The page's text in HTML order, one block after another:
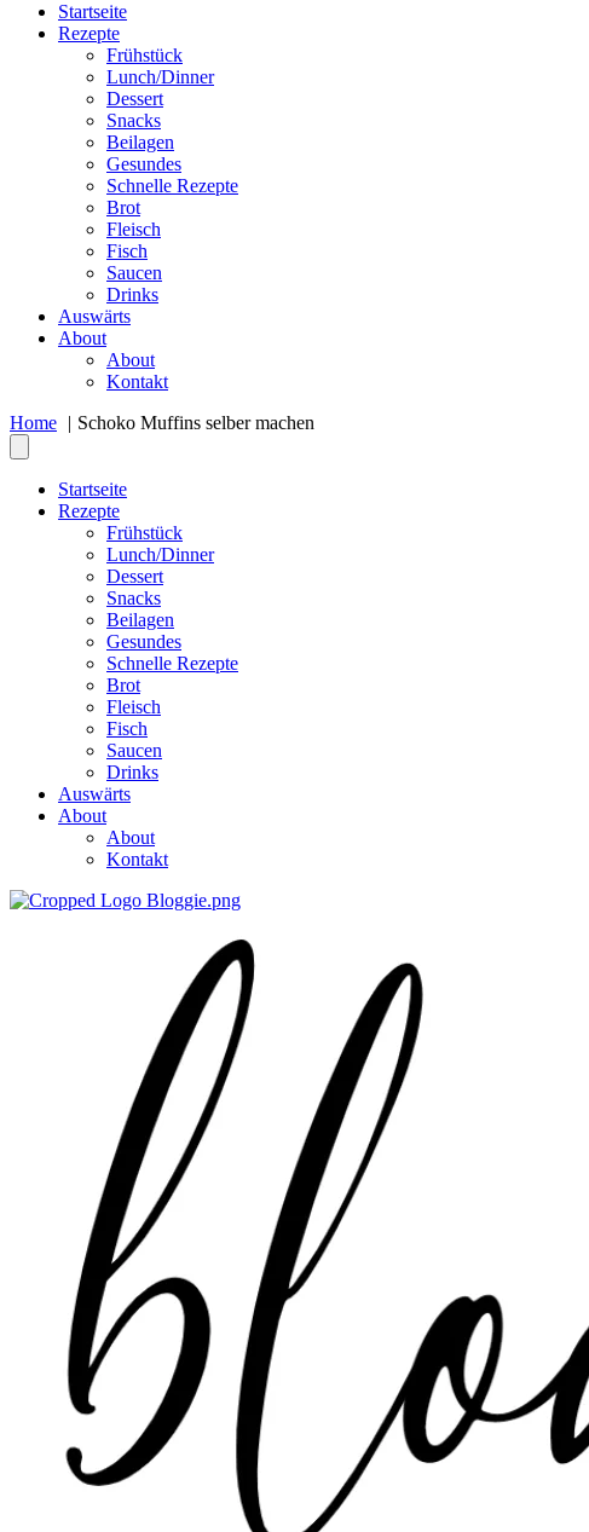
Startseite
Rezepte
Frühstück
Lunch/Dinner
Dessert
Snacks
Beilagen
Gesundes
Schnelle Rezepte
Brot
Fleisch
Fisch
Saucen
Drinks
Auswärts
About
About
Kontakt
Home
Schoko Muffins selber machen
Startseite
Rezepte
Frühstück
Lunch/Dinner
Dessert
Snacks
Beilagen
Gesundes
Schnelle Rezepte
Brot
Fleisch
Fisch
Saucen
Drinks
Auswärts
About
About
Kontakt